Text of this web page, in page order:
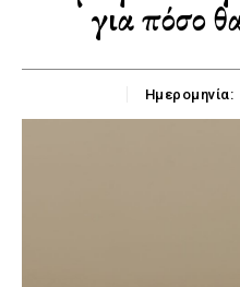
για πόσο
Ημερομηνία: